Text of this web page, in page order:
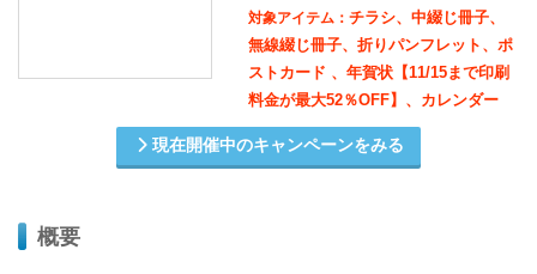
対象アイテム： チラシ、中綴じ冊子、
無線綴じ冊子、折りパンフレット、ポ
ストカード 、年賀状【11/15まで印刷
料金が最大52％OFF】、カレンダー
現在開催中のキャンペーンをみる
概要